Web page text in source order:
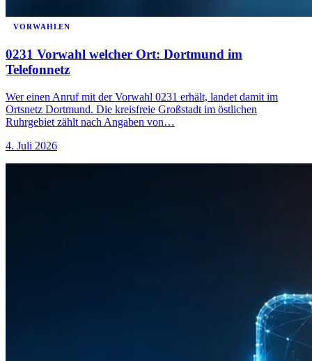
VORWAHLEN
0231 Vorwahl welcher Ort: Dortmund im
Telefonnetz
Wer einen Anruf mit der Vorwahl 0231 erhält, landet damit im
Ortsnetz Dortmund. Die kreisfreie Großstadt im östlichen
Ruhrgebiet zählt nach Angaben von…
4. Juli 2026